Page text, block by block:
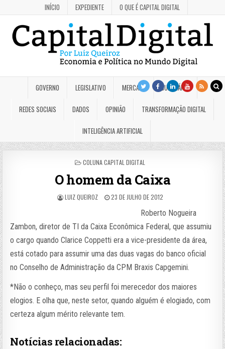
INÍCIO EXPEDIENTE O QUE É CAPITAL DIGITAL
GOVERNO LEGISLATIVO MERCADO JUDICIÁRIO
REDES SOCIAIS DADOS OPINIÃO TRANSFORMAÇÃO DIGITAL
INTELIGÊNCIA ARTIFICIAL
POSTED
COLUNA CAPITAL DIGITAL
O homem da Caixa
LUIZ QUEIROZ 23 DE JULHO DE 2012
Roberto Nogueira
Zambon, diretor de TI da Caixa Econômica Federal, que assumiu
o cargo quando Clarice Coppetti era a vice-presidente da área,
está cotado para assumir uma das duas vagas do banco oficial
no Conselho de Administração da CPM Braxis Capgemini.
*Não o conheço, mas seu perfil foi merecedor dos maiores
elogios. E olha que, neste setor, quando alguém é elogiado, com
certeza algum mérito relevante tem.
Notícias relacionadas: